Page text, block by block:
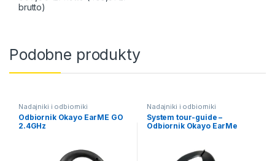
brutto)
Podobne produkty
Nadajniki i odbiorniki
Odbiornik Okayo EarME GO
2.4GHz
Nadajniki i odbiorniki
System tour-guide –
Odbiornik Okayo EarMe